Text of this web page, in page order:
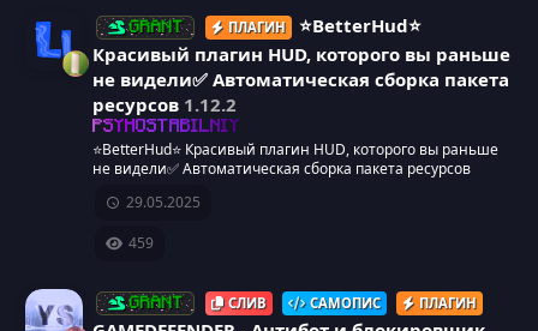
у
р
к
у
к
GRANT ПЛАГИН
⭐BetterHud⭐
Красивый плагин HUD, которого вы раньше
не видели✅ Автоматическая сборка пакета
ресурсов 1.12.2
PSYHOSTABILNIY
⭐BetterHud⭐ Красивый плагин HUD, которого вы раньше
не видели✅ Автоматическая сборка пакета ресурсов
29.05.2025
459
GRANT СЛИВ САМОПИС ПЛАГИН